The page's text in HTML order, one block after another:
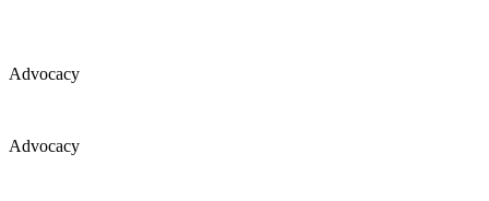
Advocacy
Advocacy